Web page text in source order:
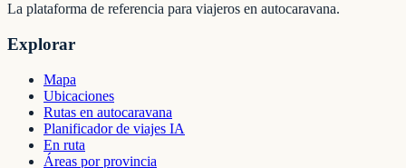
La plataforma de referencia para viajeros en autocaravana.
Explorar
Mapa
Ubicaciones
Rutas en autocaravana
Planificador de viajes IA
En ruta
Áreas por provincia